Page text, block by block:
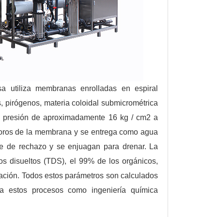
utiliza membranas enrolladas en espiral
materia coloidal submicrométrica
de aproximadamente 16 kg / cm2 a
de la membrana y se entrega como agua
de rechazo y se enjuagan para drenar. La
disueltos (TDS), el 99% de los orgánicos,
Todos estos parámetros son calculados
procesos como ingeniería química